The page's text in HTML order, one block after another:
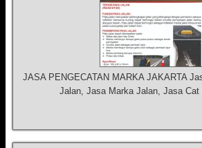
JASA PENGECATAN MARKA JAKARTA
Jalan, Jasa Marka Jalan, Jasa Cat